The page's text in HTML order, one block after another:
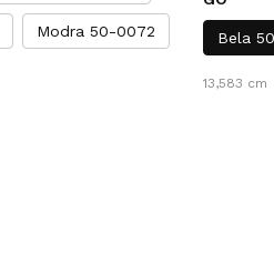
Modra 50-0072 Bela
13,583 cm